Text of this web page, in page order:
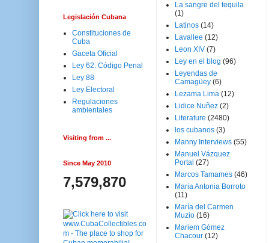
Legislación Cubana
Constituciones de
Cuba
Gaceta Oficial
Ley 62. Código Penal
Ley 88
Ley Electoral
Regulaciones
ambientales
Visiting from ...
Since May 2010
7,579,870
La sangre del tequila
(1)
Latinos (14)
Lavallee (12)
Leon XIV (7)
Ley en el blog (96)
Leyendas de
Camagüey (6)
Lezama Lima (12)
Lidice Nuñez (2)
Literature (2480)
los cubanos (3)
Manny Interviews (55)
Manuel Vázquez
Portal (27)
Marcos Tamames (46)
Maria Antonia Borroto
(11)
María del Carmen
Muzio (16)
Mariem Gómez
Chacour (12)